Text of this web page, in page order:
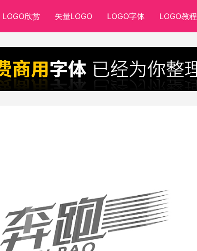
LOGO欣赏 矢量LOGO LOGO字体 LOGO教程